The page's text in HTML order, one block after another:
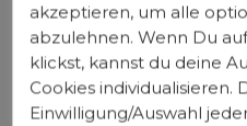
Warum solltest du
Themen quälen,
Sport schlägt?
akzeptieren, um alle
abzulehnen. Wenn Du
klickst, kannst du deine
Cookies individualisieren.
Einwilligung/Auswahl